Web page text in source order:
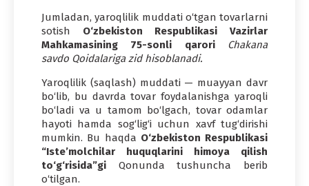
Jumladan, yaroqlilik muddati o‘tgan tovarlarni
sotish O‘zbekiston Respublikasi Vazirlar
Mahkamasining 75-sonli qarori
Chakana
savdo Qoidalariga zid hisoblanadi.
Yaroqlilik (saqlash) muddati — muayyan davr
bo‘lib, bu davrda tovar foydalanishga yaroqli
bo‘ladi va u tamom bo‘lgach, tovar odamlar
hayoti hamda sog‘lig‘i uchun xavf tug‘dirishi
mumkin. Bu haqda O‘zbekiston Respublikasi
“Iste’molchilar huquqlarini himoya qilish
to‘g‘risida”gi Qonunda tushuncha berib
o‘tilgan.